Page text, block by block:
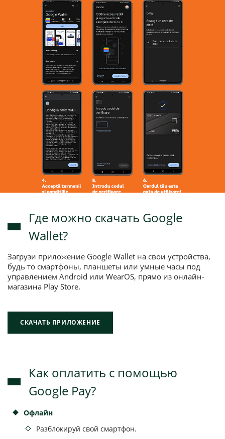
Где можно скачать Google
Wallet?
Загрузи приложение Google Wallet на свои устройства,
будь то смартфоны, планшеты или умные часы под
управлением Android или WearOS, прямо из онлайн-
магазина Play Store.
СКАЧАТЬ ПРИЛОЖЕНИЕ
Как оплатить с помощью
Google Pay?
Oфлайн
Разблокируй свой смартфон.